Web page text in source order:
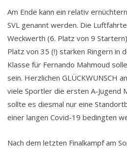
Am Ende kann ein relativ
SVL genannt werden. Die
Weckwerth (6. Platz von 9
Platz von 35 (!) starken Ringern in
Klasse für Fernando Mahmoud
sein. Herzlichen GLÜCKWUNSCH
viele Sportler die ersten A-Jugend
sollte es diesmal nur eine
einer langen Covid-19 bedingten
Nach dem letzten Finalkampf am